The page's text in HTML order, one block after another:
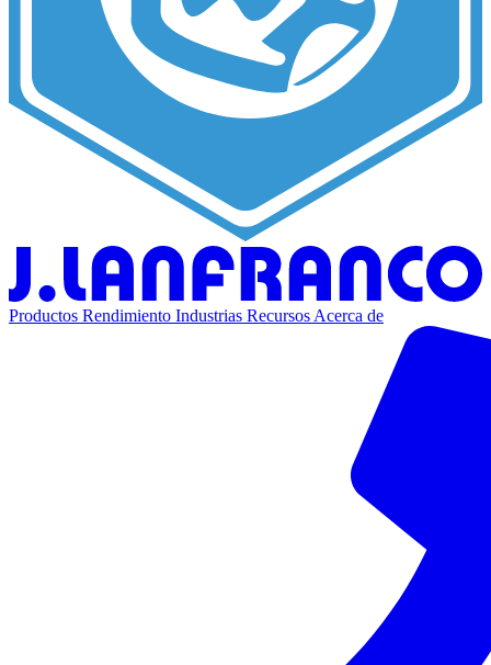
Productos Rendimiento Industrias RecursosAcerca de